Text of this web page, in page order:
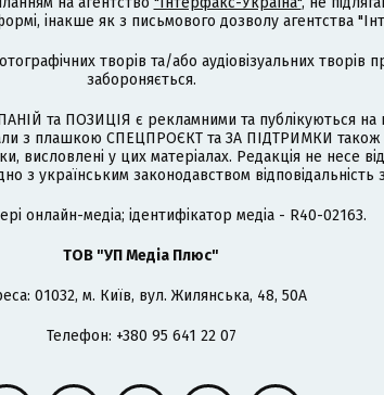
інакше як з письмового дозволу агентства
творів та/або аудіовізуальних
забороняється.
та ПОЗИЦІЯ є рекламними та публікуються на
з плашкою СПЕЦПРОЄКТ та ЗА ПІДТРИМКИ
висловлені у цих матеріалах. Редакція не несе
з українським законодавством
онлайн-медіа; ідентифікатор медіа - R40-02163.
ТОВ "УП Медіа Плюс"
01032, м. Київ, вул. Жилянська, 48, 50А
Телефон: +380 95 641 22 07